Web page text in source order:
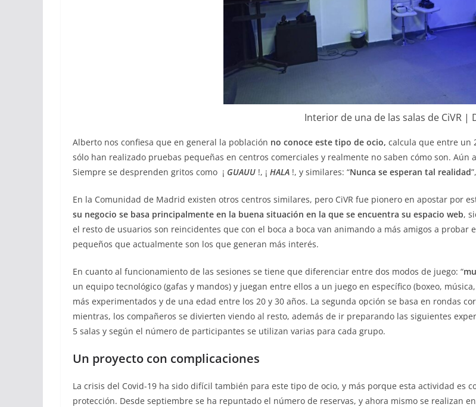
Interior de una de las salas de CiVR |
Alberto nos confiesa que en general la población no conoce este tipo de ocio, calcula que entre un
sólo han realizado pruebas pequeñas en centros comerciales y realmente no saben cómo son.
Siempre se desprenden gritos como ¡ GUAUU !, ¡ HALA !, y similares: “Nunca se esperan tal realidad
En la Comunidad de Madrid existen otros centros similares, pero CiVR fue pionero en apostar por
su negocio se basa principalmente en la buena situación en la que se encuentra su espacio web,
el resto de usuarios son reincidentes que con el boca a boca van animando a más amigos a probar
pequeños que actualmente son los que generan más interés.
En cuanto al funcionamiento de las sesiones se tiene que diferenciar entre dos modos de juego: “
un equipo tecnológico (gafas y mandos) y juegan entre ellos a un juego en específico (boxeo,
más experimentados y de una edad entre los 20 y 30 años. La segunda opción se basa en rondas
mientras, los compañeros se divierten viendo al resto, además de ir preparando las siguientes
5 salas y según el número de participantes se utilizan varias para cada grupo.
Un proyecto con complicaciones
La crisis del Covid-19 ha sido difícil también para este tipo de ocio, y más porque esta actividad es
protección. Desde septiembre se ha repuntado el número de reservas, y ahora mismo se realizan